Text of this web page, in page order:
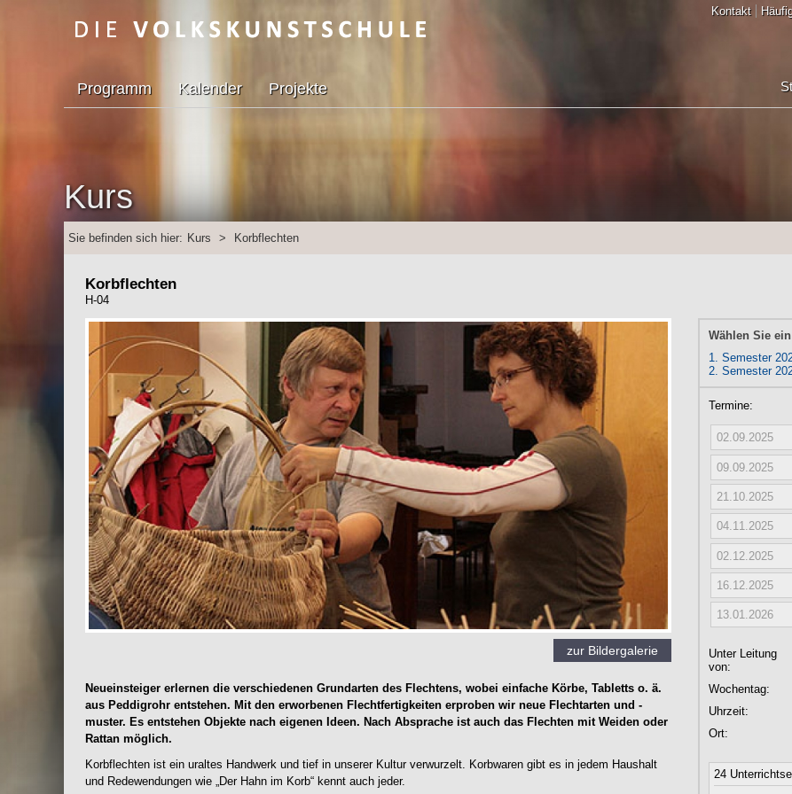
Kontakt
Programm Kalender Projekte
Kurs
Sie befinden sich hier: Kurs > Korbflechten
Korbflechten
H-04
zur Bildergalerie
Neueinsteiger erlernen die verschiedenen Grundarten des Flechtens, wobei einfache Körbe, Tabletts o. ä.
aus Peddigrohr entstehen. Mit den erworbenen Flechtfertigkeiten erproben wir neue Flechtarten und -
muster. Es entstehen Objekte nach eigenen Ideen. Nach Absprache ist auch das Flechten mit Weiden oder
Rattan möglich.
Korbflechten ist ein uraltes Handwerk und tief in unserer Kultur verwurzelt. Korbwaren gibt es in jedem Haushalt
und Redewendungen wie „Der Hahn im Korb“ kennt auch jeder.
Wählen Sie
1. Semester
2. Semester
Termine:
02.09.2025
09.09.2025
21.10.2025
04.11.2025
02.12.2025
16.12.2025
13.01.2026
Unter Leitung
von:
Wochentag:
Uhrzeit:
Ort:
24